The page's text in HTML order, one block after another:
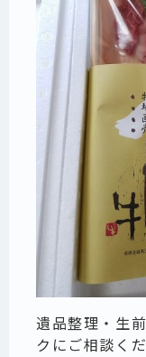
遺品整理・生
クにご相談くだ